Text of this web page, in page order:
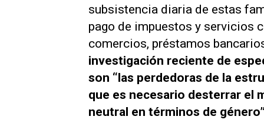
subsistencia diaria de estas
pago de impuestos y servicios
comercios, préstamos
investigación reciente de
son “las perdedoras de la
que es necesario desterrar el
neutral en términos de